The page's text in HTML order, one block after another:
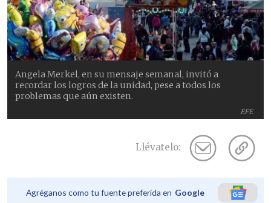
EFE
Angela Merkel, en su mensaje semanal, invitó a
recordar los logros de la unidad, pese a todos los
problemas que aún existen.
Llévatelo:
Agréganos como tu fuente preferida en Google